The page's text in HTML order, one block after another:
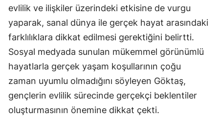
Van
Yozgat
Zonguldak
Aksaray
Bayburt
Karaman
evlilik ve ilişkiler üzerindeki etkisine de vurgu
yaparak, sanal dünya ile gerçek hayat arasındaki
farklılıklara dikkat edilmesi gerektiğini belirtti.
Sosyal medyada sunulan mükemmel görünümlü
hayatlarla gerçek yaşam koşullarının çoğu
zaman uyumlu olmadığını söyleyen Göktaş,
gençlerin evlilik sürecinde gerçekçi beklentiler
oluşturmasının önemine dikkat çekti.